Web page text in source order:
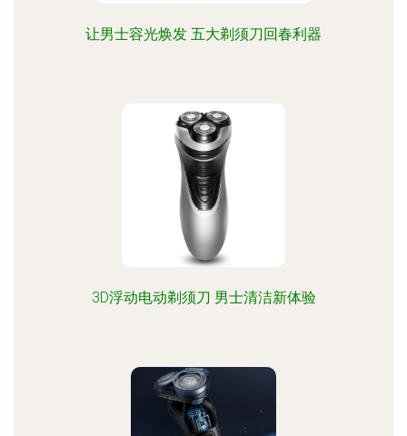
让男士容光焕发 五大剃须刀回春利器
3D浮动电动剃须刀 男士清洁新体验